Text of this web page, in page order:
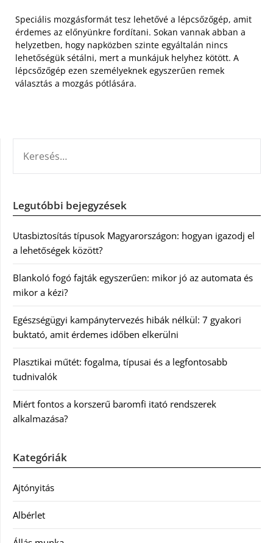
Speciális mozgásformát tesz lehetővé a lépcsőzőgép, amit
érdemes az előnyünkre fordítani. Sokan vannak abban a
helyzetben, hogy napközben szinte egyáltalán nincs
lehetőségük sétálni, mert a munkájuk helyhez kötött. A
lépcsőzőgép ezen személyeknek egyszerűen remek
választás a mozgás pótlására.
Legutóbbi bejegyzések
Utasbiztosítás típusok Magyarországon: hogyan igazodj el
a lehetőségek között?
Blankoló fogó fajták egyszerűen: mikor jó az automata és
mikor a kézi?
Egészségügyi kampánytervezés hibák nélkül: 7 gyakori
buktató, amit érdemes időben elkerülni
Plasztikai műtét: fogalma, típusai és a legfontosabb
tudnivalók
Miért fontos a korszerű baromfi itató rendszerek
alkalmazása?
Kategóriák
Ajtónyitás
Albérlet